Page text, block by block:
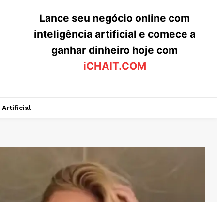
Lance seu negócio online com
inteligência artificial e comece a
ganhar dinheiro hoje com
iCHAIT.COM
Artificial